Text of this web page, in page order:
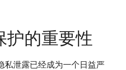
护的重要性
私泄露已经成为一个日益严